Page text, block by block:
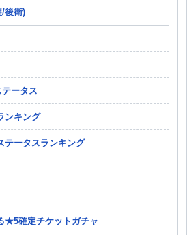
/後衛)
ータス
ンキング
テータスランキング
★5確定チケットガチャ